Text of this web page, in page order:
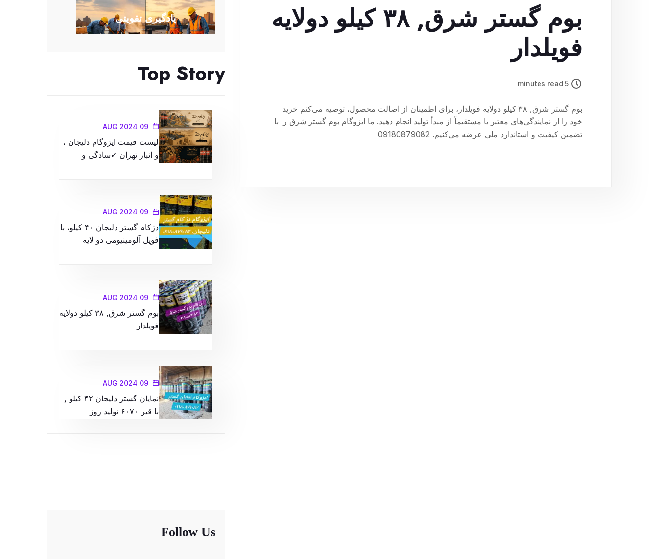
بوم گستر شرق, ۳۸ کیلو دولایه
فویلدار
5 minutes read
بوم گستر شرق, ۳۸ کیلو دولایه فویلدار، برای اطمینان از اصالت محصول، توصیه می‌کنم خرید
خود را از نمایندگی‌های معتبر یا مستقیماً از مبدأ تولید انجام دهید. ما ایزوگام بوم گستر شرق را با
تضمین کیفیت و استاندارد ملی عرضه می‌کنیم. 09180879082
یادگیری تقویتی
Top Story
09 AUG 2024
لیست قیمت ایزوگام دلیجان ،
و انبار تهران ✓سادگی و
09 AUG 2024
دژکام گستر دلیجان ۴۰ کیلو، با
فویل آلومینیومی دو لایه
09 AUG 2024
بوم گستر شرق, ۳۸ کیلو دولایه
فویلدار
09 AUG 2024
نمایان گستر دلیجان ۴۲ کیلو ,
با قیر ۶۰۷۰ تولید روز
Follow Us